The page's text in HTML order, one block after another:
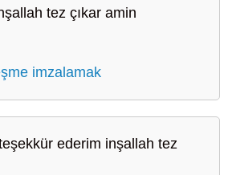
tez çıkar amin
imzalamak
ederim inşallah tez